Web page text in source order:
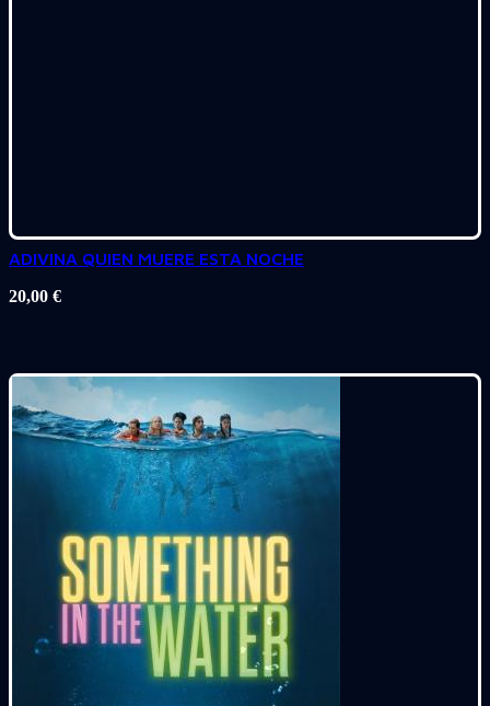
ADIVINA QUIEN MUERE ESTA NOCHE
20,00 €